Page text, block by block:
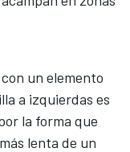
un elemento
a izquierdas es
la forma que
lenta de un